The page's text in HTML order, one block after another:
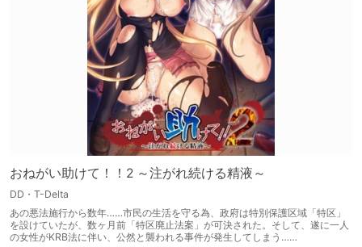
おねがい助けて！！2 ～注がれ続ける精液～
DD・T-Delta
あの悪法施行から数年……市民の生活を守る為、政府は特別保護区域「特区」
を設けていたが、数ヶ月前「特区廃止法案」が可決された。そして、遂に一人
の女性がKRB法に伴い、公然と襲われる事件が発生してしまう……